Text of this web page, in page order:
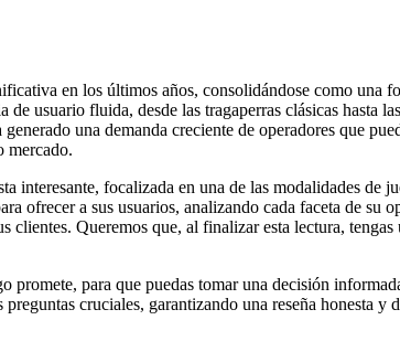
en los últimos años, consolidándose como una
usuario fluida, desde las tragaperras clásicas hasta
una demanda creciente de operadores que
mercado.
focalizada en una de las modalidades de
ofrecer a sus usuarios, analizando cada faceta de su
Queremos que, al finalizar esta lectura,
promete, para que puedas tomar una decisión
cruciales, garantizando una reseña honesta